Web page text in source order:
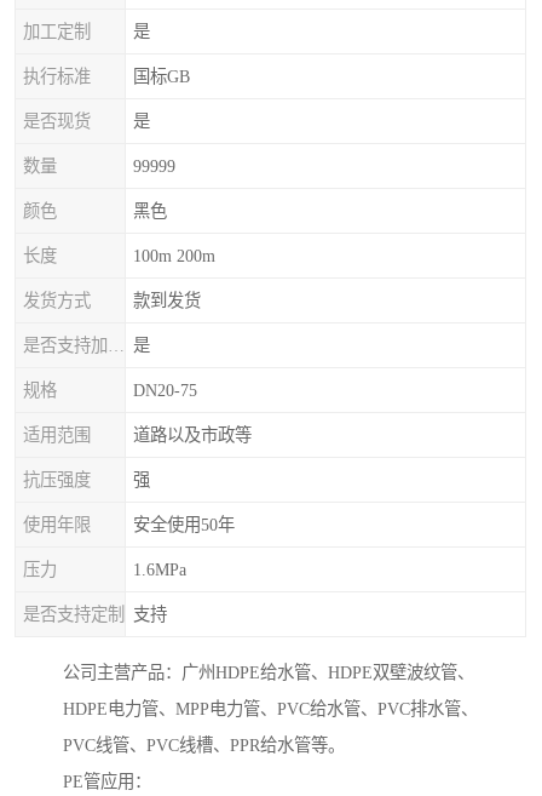
加工定制 是
执行标准 国标GB
是否现货 是
数量 99999
颜色 黑色
长度 100m 200m
发货方式 款到发货
是
规格 DN20-75
适用范围 道路以及市政等
抗压强度 强
使用年限 安全使用50年
压力 1.6MPa
是否支持定制 支持
公司主营产品：广州HDPE给水管、HDPE双壁波纹管、
HDPE电力管、MPP电力管、PVC给水管、PVC排水管、
PVC线管、PVC线槽、PPR给水管等。
PE管应用：